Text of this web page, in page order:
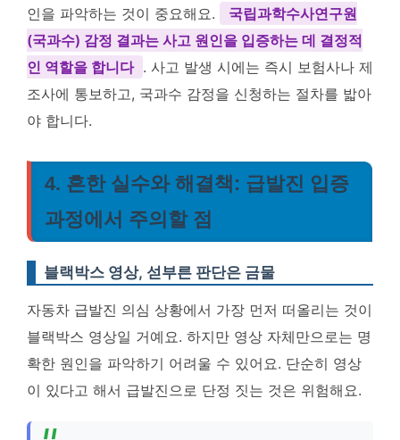
인을 파악하는 것이 중요해요.
국립과학수사연구원
(국과수) 감정 결과는 사고 원인을 입증하는 데 결정적
인 역할을 합니다 . 사고 발생 시에는 즉시 보험사나 제
조사에 통보하고, 국과수 감정을 신청하는 절차를 밟아
야 합니다.
4. 흔한 실수와 해결책: 급발진 입증
과정에서 주의할 점
블랙박스 영상, 섣부른 판단은 금물
자동차 급발진 의심 상황에서 가장 먼저 떠올리는 것이
블랙박스 영상일 거예요. 하지만 영상 자체만으로는 명
확한 원인을 파악하기 어려울 수 있어요. 단순히 영상
이 있다고 해서 급발진으로 단정 짓는 것은 위험해요.